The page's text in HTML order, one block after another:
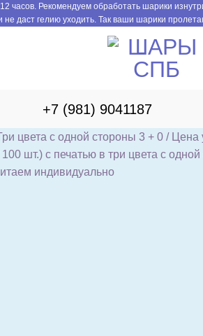
часов. Рекомендуем обработать шарики
даст гелию уходить. Так ваши шарики
+7 (981) 9041187